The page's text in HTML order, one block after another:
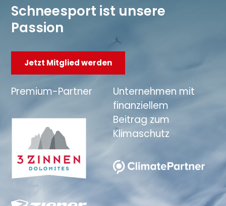
Schneesport ist unsere
Passion
Jetzt Mitglied werden
Premium-Partner
Unternehmen mit
finanziellem
Beitrag zum
Klimaschutz